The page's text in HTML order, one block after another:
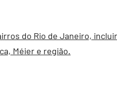
do Rio de Janeiro,
Méier e região.